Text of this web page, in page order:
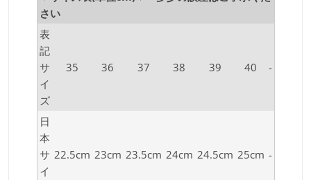
さい
表
記
サ
イ
ズ
35 36 37 38 39 40 -
日
本
サ
イ
22.5cm 23cm 23.5cm 24cm 24.5cm 25cm -